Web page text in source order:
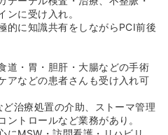
ります！
湖、軽井沢）や、フィットネ
。
ンに受け入れ。
的に知識共有をしながらPCI前後
道・胃・胆肝・大腸などの手術
アなどの患者さんも受け入れ可
ど治療処置の介助、ストーマ管理
トロールなど業務があり。